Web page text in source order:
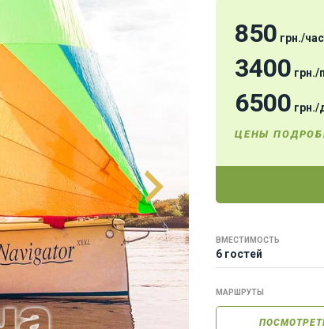
850 грн./час
3400 грн./
6500 грн./
ЦЕНЫ
ВМЕСТИМОСТЬ
6 гостей
МАРШРУТЫ